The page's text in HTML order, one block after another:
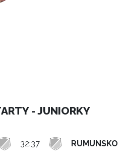
- JUNIORKY
32:37 RUMUNSKO